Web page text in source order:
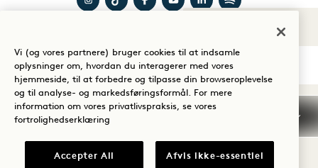
Lyde af 1
Hotels
på
Instagram
Hotels
på
TikTok
Hotels
Facebook
Hotels
YouTube
Hotels
på
LinkedIn
Hotels
Spotify
Vilkår og betingelser
Meddelelse om beskyttelse af personlige oplysninger
Vi (og vores partnere) bruger cookies til at indsamle
oplysninger om, hvordan du interagerer med vores
hjemmeside, til at forbedre og tilpasse din browseroplevelse
og til analyse- og markedsføringsformål. For mere
information om vores privatlivspraksis, se vores
fortrolighedserklæring
Accepter All Afvis ikke-essentiel